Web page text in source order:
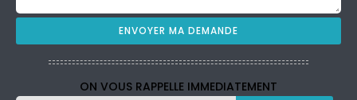
ON VOUS RAPPELLE IMMEDIATEMENT